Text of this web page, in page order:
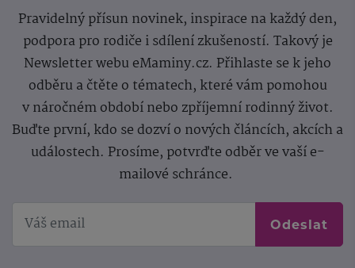
Pravidelný přísun novinek, inspirace na každý den,
podpora pro rodiče i sdílení zkušeností. Takový je
Newsletter webu eMaminy.cz. Přihlaste se k jeho
odběru a čtěte o tématech, které vám pomohou
v náročném období nebo zpříjemní rodinný život.
Buďte první, kdo se dozví o nových článcích, akcích a
událostech. Prosíme, potvrďte odběr ve vaší e-
mailové schránce.
Odeslat